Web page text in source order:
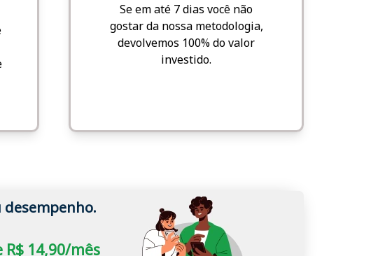
Se em até 7 dias você não
gostar da nossa metodologia,
devolvemos 100% do valor
investido.
desempenho.
14,90/mês